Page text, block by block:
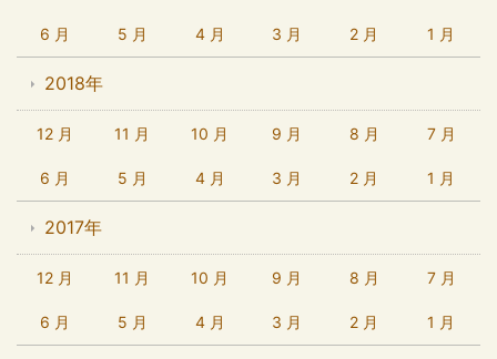
6 月 5 月 4 月 3 月 2 月 1 月
2018年
12 月 11 月 10 月 9 月 8 月 7 月
6 月 5 月 4 月 3 月 2 月 1 月
2017年
12 月 11 月 10 月 9 月 8 月 7 月
6 月 5 月 4 月 3 月 2 月 1 月